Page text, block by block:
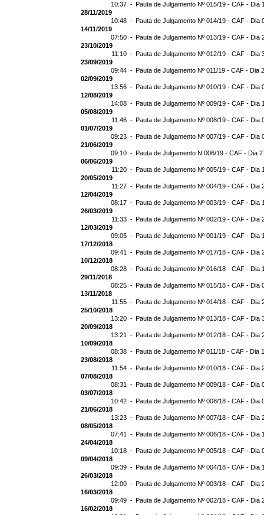
10:37 - Pauta de Julgamento Nº 015/19 - CAF - Dia
28/11/2019
10:48 - Pauta de Julgamento Nº 014/19 - CAF - Dia
14/11/2019
07:50 - Pauta de Julgamento Nº 013/19 - CAF - Dia
23/10/2019
11:10 - Pauta de Julgamento Nº 012/19 - CAF - Dia
23/09/2019
09:44 - Pauta de Julgamento Nº 011/19 - CAF - Dia
02/09/2019
13:56 - Pauta de Julgamento Nº 010/19 - CAF - Dia
12/08/2019
14:08 - Pauta de Julgamento Nº 009/19 - CAF - Dia
05/08/2019
11:46 - Pauta de Julgamento Nº 008/19 - CAF - Dia
01/07/2019
09:23 - Pauta de Julgamento Nº 007/19 - CAF - Dia
21/06/2019
09:10 - Pauta de Julgamento N 006/19 - CAF - Dia
06/06/2019
11:20 - Pauta de Julgamento Nº 005/19 - CAF - Dia
20/05/2019
11:27 - Pauta de Julgamento Nº 004/19 - CAF - Dia
12/04/2019
08:17 - Pauta de Julgamento Nº 003/19 - CAF - Dia
26/03/2019
11:33 - Pauta de Julgamento Nº 002/19 - CAF - Dia
12/03/2019
09:05 - Pauta de Julgamento Nº 001/19 - CAF - Dia
17/12/2018
09:41 - Pauta de Julgamento Nº 017/18 - CAF - Dia
10/12/2018
08:28 - Pauta de Julgamento Nº 016/18 - CAF - Dia
29/11/2018
08:25 - Pauta de Julgamento Nº 015/18 - CAF - Dia
13/11/2018
11:55 - Pauta de Julgamento Nº 014/18 - CAF - Dia
25/10/2018
13:20 - Pauta de Julgamento Nº 013/18 - CAF - Dia
20/09/2018
13:21 - Pauta de Julgamento Nº 012/18 - CAF - Dia
10/09/2018
08:38 - Pauta de Julgamento Nº 011/18 - CAF - Dia
23/08/2018
11:54 - Pauta de Julgamento Nº 010/18 - CAF - Dia
07/08/2018
08:31 - Pauta de Julgamento Nº 009/18 - CAF - Dia
03/07/2018
10:42 - Pauta de Julgamento Nº 008/18 - CAF - Dia
21/06/2018
13:23 - Pauta de Julgamento Nº 007/18 - CAF - Dia
08/05/2018
07:41 - Pauta de Julgamento Nº 006/18 - CAF - Dia
24/04/2018
10:18 - Pauta de Julgamento Nº 005/18 - CAF - Dia
09/04/2018
09:39 - Pauta de Julgamento Nº 004/18 - CAF - Dia
26/03/2018
12:00 - Pauta de Julgamento Nº 003/18 - CAF - Dia
16/03/2018
09:49 - Pauta de Julgamento Nº 002/18 - CAF - Dia
16/02/2018